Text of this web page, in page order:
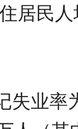
居民
失业率